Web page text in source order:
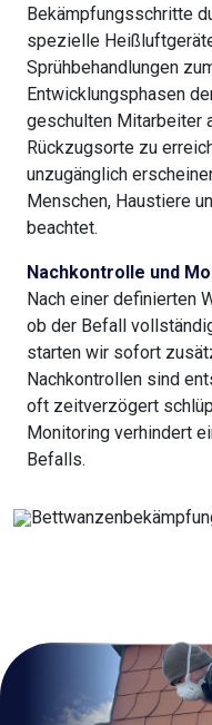
Bekämpfungsschritte
spezielle
Sprühbehandlungen
Entwicklungsphasen
geschulten Mitarbeiter
Rückzugsorte zu
unzugänglich
Menschen, Haustiere
beachtet.
Nachkontrolle und
Nach einer definierten
ob der Befall
starten wir sofort
Nachkontrollen sind
oft zeitverzögert
Monitoring verhindert
Befalls.